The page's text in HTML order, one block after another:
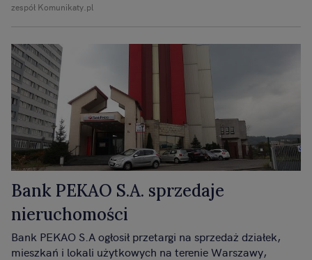
zespół Komunikaty.pl
Bank PEKAO S.A. sprzedaje
nieruchomości
Bank PEKAO S.A ogłosił przetargi na sprzedaż działek,
mieszkań i lokali użytkowych na terenie Warszawy,